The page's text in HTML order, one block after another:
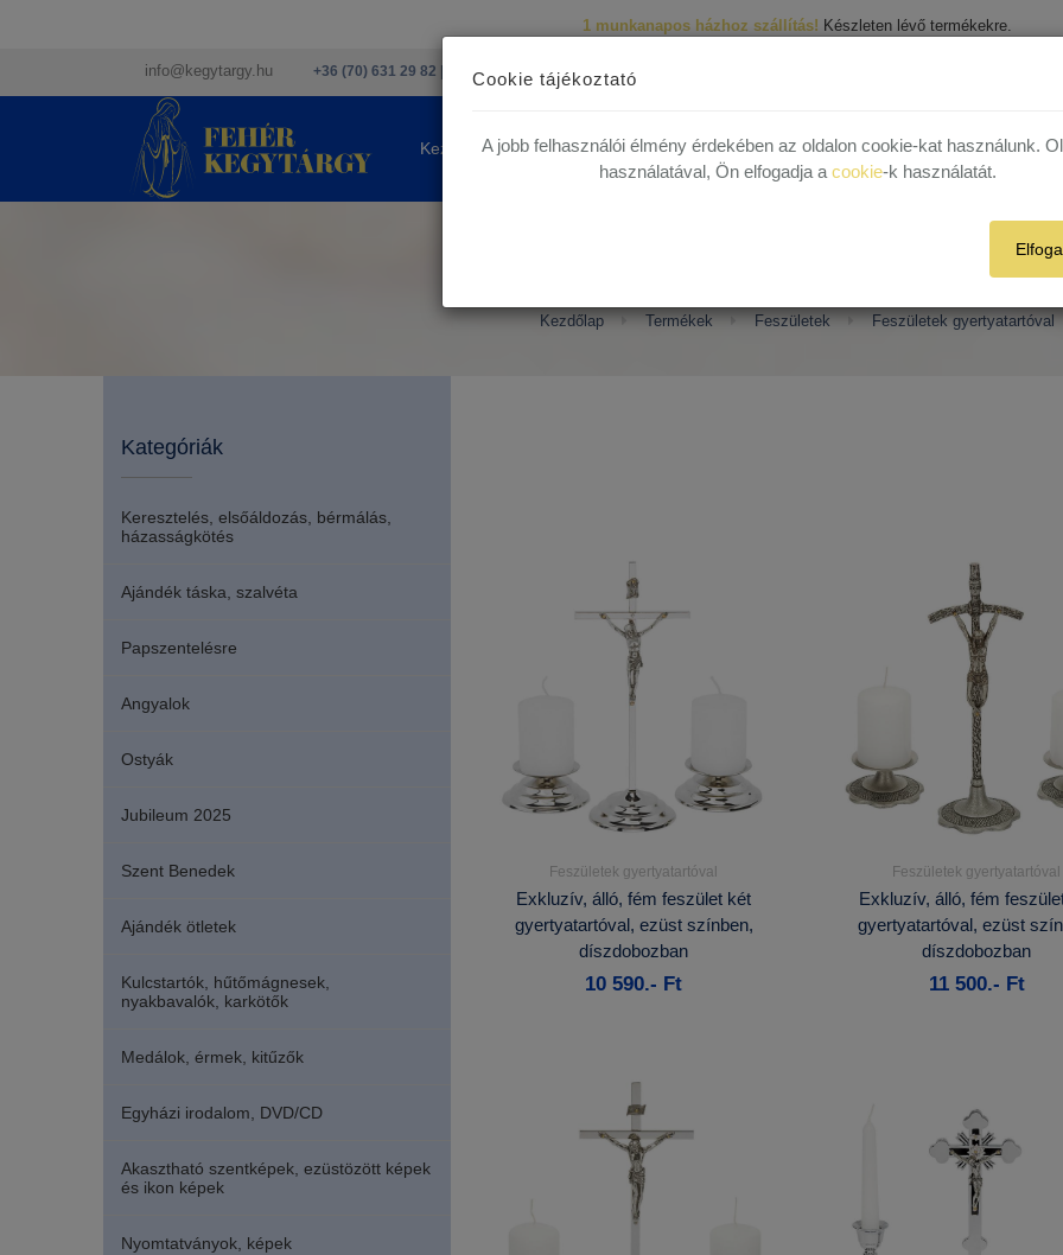
1 munkanapos házhoz szállítás! Készleten lévő termékekre.
info@kegytargy.hu
+36 (70) 631 29 82 | +36 ( 1 ) 201 29 82
Kezdőlap Termékek Rólunk Híreink Kapcsolat Plébániák
Feszületek gyertyatartóval
Kezdőlap Termékek Feszületek Feszületek gyertyatartóval
Részletek...
Kosárba
Feszületek gyertyatartóval
Exkluzív, álló, fém feszület két
gyertyatartóval, ezüst színben,
díszdobozban
10 590.- Ft
Részletek...
Kosárba
Feszületek gyertyatartóval
Exkluzív, álló, fém
gyertyatartóval, ezüst
díszdobozban
11 500.- Ft
Kategóriák
Keresztelés, elsőáldozás, bérmálás,
házasságkötés
Ajándék táska, szalvéta
Papszentelésre
Angyalok
Ostyák
Jubileum 2025
Szent Benedek
Ajándék ötletek
Kulcstartók, hűtőmágnesek,
nyakbavalók, karkötők
Medálok, érmek, kitűzők
Egyházi irodalom, DVD/CD
Akasztható szentképek, ezüstözött képek
és ikon képek
Nyomtatványok, képek
Cookie tájékoztató
A jobb felhasználói élmény érdekében az oldalon cookie-kat használunk.
használatával, Ön elfogadja a cookie-k használatát.